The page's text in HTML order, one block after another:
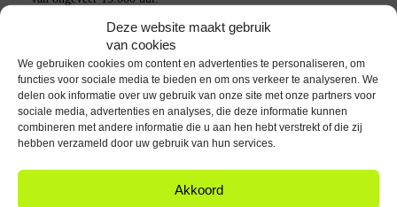
Deze website maakt gebruik
van cookies
We gebruiken cookies om content en advertenties te personaliseren, om
functies voor sociale media te bieden en om ons verkeer te analyseren. We
delen ook informatie over uw gebruik van onze site met onze partners voor
sociale media, advertenties en analyses, die deze informatie kunnen
combineren met andere informatie die u aan hen hebt verstrekt of die zij
hebben verzameld door uw gebruik van hun services.
Akkoord
waterdicht en daarom niet geschikt voor buitengebruik zonder
geschikte behuizing.
Belangrijke Specificaties
Fitting: Ba15d
Vermogen: 1.5W
Kleurtemperatuur: 4000K Neutraal Wit